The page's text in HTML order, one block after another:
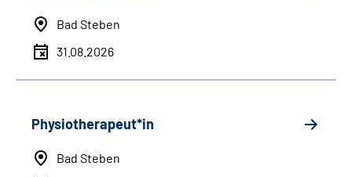
Bad Steben
31.08.2026
Physiotherapeut*in
Bad Steben